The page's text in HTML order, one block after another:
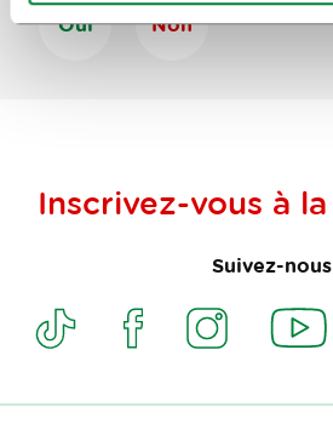
Oui Non
Inscrivez-vous à la
Suivez-nous